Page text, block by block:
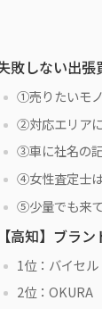
敗しない出張
①売りたいモ
②対応エリア
③車に社名の
④女性査定士
⑤少量でも来
【高知】ブラ
1位：バイセル
2位：OKURA